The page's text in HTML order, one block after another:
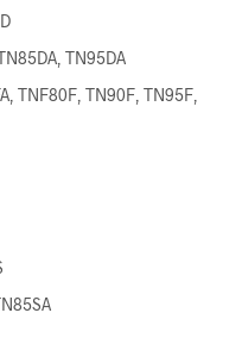
TN95DA
TNF80F, TN90F, TN95F,